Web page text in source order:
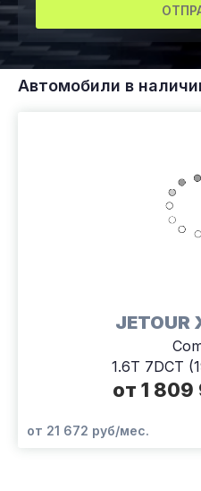
Автомобили в
JETOUR
1.6T 7DCT
от 1
от 21 672 руб/мес.